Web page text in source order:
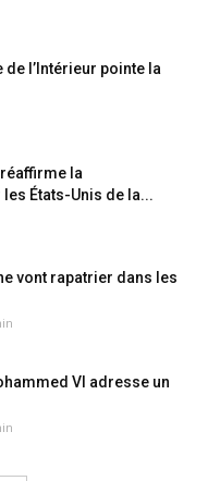
l’Intérieur pointe la
la
États-Unis de la...
vont rapatrier dans les
VI adresse un